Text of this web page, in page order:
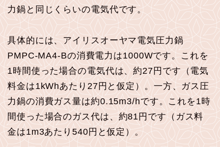
力鍋と同じくらいの電気代です。
具体的には、アイリスオーヤマ電気圧力鍋
PMPC-MA4-Bの消費電力は1000Wです。これを
1時間使った場合の電気代は、約27円です（電気
料金は1kWhあたり27円と仮定）。一方、ガス圧
力鍋の消費ガス量は約0.15m3/hです。これを1時
間使った場合のガス代は、約81円です（ガス料
金は1m3あたり540円と仮定）。